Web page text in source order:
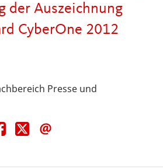
der Auszeichnung
CyberOne 2012
Presse und
Teile
diese
Teile
diese